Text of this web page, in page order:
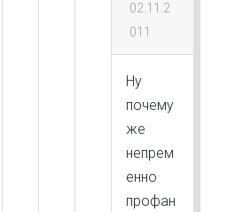
02.11.2
011
Ну
почему
же
непрем
енно
профан